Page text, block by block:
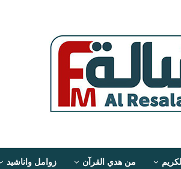
من هدي القرآن زوامل واناشيد